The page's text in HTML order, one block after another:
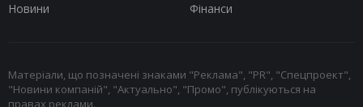
Новини
Фінанси
Матеріали, що позначені знаками "Реклама", "PR", "Спецпроект",
"Новини компаній", "Актуально", "Промо", публікуються на
правах реклами.